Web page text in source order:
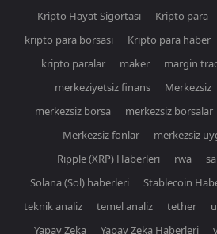
Kripto Hayat Sigortası
Kripto para
kripto para borsasi
Kripto para haber
kripto paralar
maker margin
merkeziyetsiz finans
Merkezsiz
merkezsiz borsa
merkezsiz borsalar
Merkezsiz fonlar
merkezsiz
Ripple (XRP) Haberleri
rwa
Solana (Sol) haberleri
Stablecoin
teknik analiz
temel analiz tether
Yapay Zeka
Yapay Zeka Haberleri